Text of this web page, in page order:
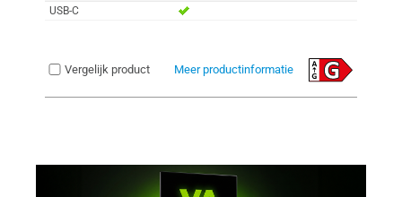
USB-C
Vergelijk product Meer productinformatie